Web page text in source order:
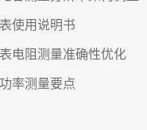
使用说明书
电阻测量准确性优化
率测量要点